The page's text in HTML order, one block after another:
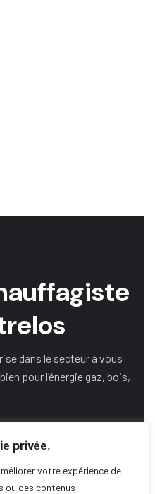
privée.
votre expérience de
ou des contenus
auffagiste
relos
dans le secteur à vous
pour l’énergie gaz, bois,